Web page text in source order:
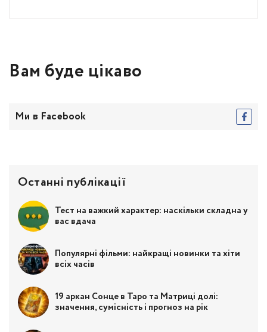
Вам буде цікаво
Ми в Facebook
Останні публікації
Тест на важкий характер: наскільки складна у
вас вдача
Популярні фільми: найкращі новинки та хіти
всіх часів
19 аркан Сонце в Таро та Матриці долі:
значення, сумісність і прогноз на рік